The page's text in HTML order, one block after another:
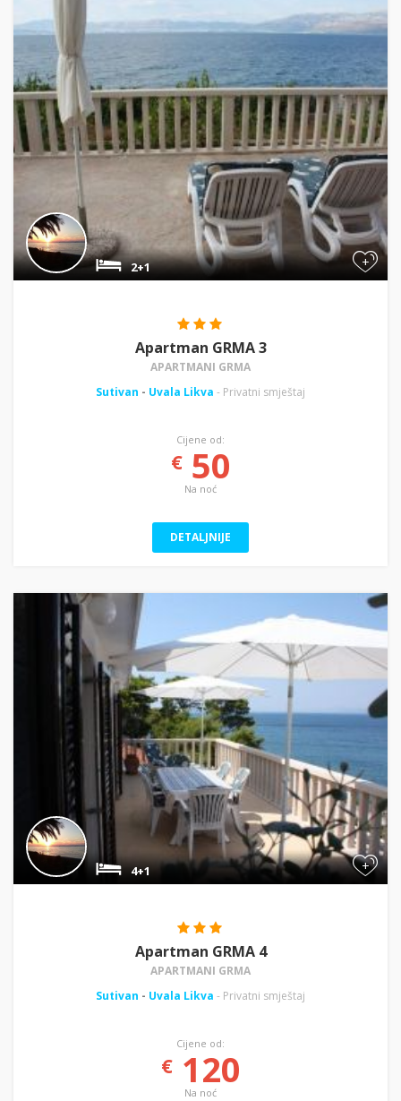
+
2+1
Apartman GRMA 3
APARTMANI GRMA
Sutivan - Uvala Likva - Privatni smještaj
Cijene od:
€50
Na noć
DETALJNIJE
+
4+1
Apartman GRMA 4
APARTMANI GRMA
Sutivan - Uvala Likva - Privatni smještaj
Cijene od:
€120
Na noć